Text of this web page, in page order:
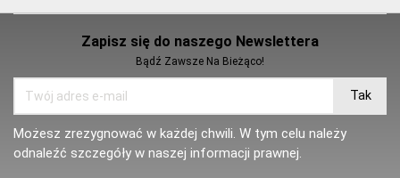
Zapisz się do naszego Newslettera
Bądź Zawsze Na Bieżąco!
Możesz zrezygnować w każdej chwili. W tym celu należy
odnaleźć szczegóły w naszej informacji prawnej.